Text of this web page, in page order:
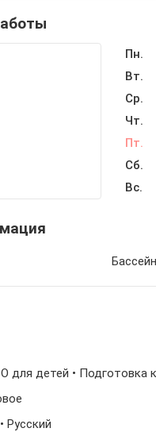
Пн.
Вт.
Ср.
Чт.
Пт.
Сб.
Вс.
Бассейн
для детей • Подготовка
Русский